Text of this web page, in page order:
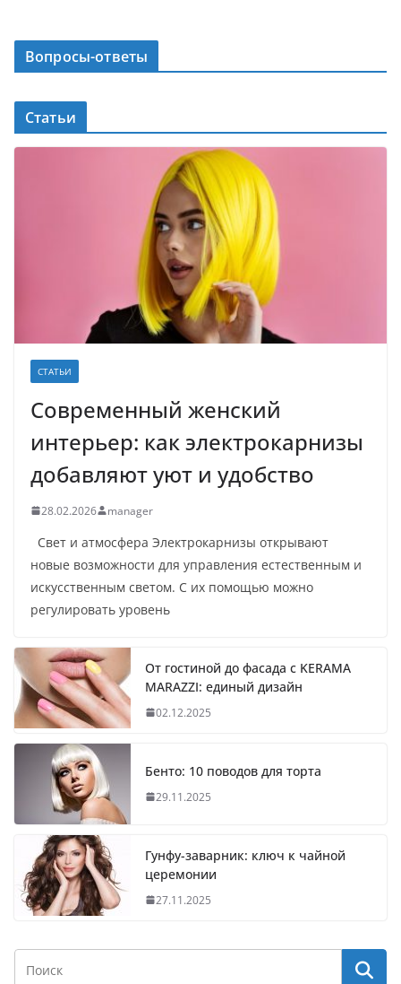
Вопросы-ответы
Статьи
СТАТЬИ
Современный женский
интерьер: как электрокарнизы
добавляют уют и удобство
28.02.2026 manager
Свет и атмосфера Электрокарнизы открывают
новые возможности для управления естественным и
искусственным светом. С их помощью можно
регулировать уровень
От гостиной до фасада с KERAMA
MARAZZI: единый дизайн
02.12.2025
Бенто: 10 поводов для торта
29.11.2025
Гунфу-заварник: ключ к чайной
церемонии
27.11.2025